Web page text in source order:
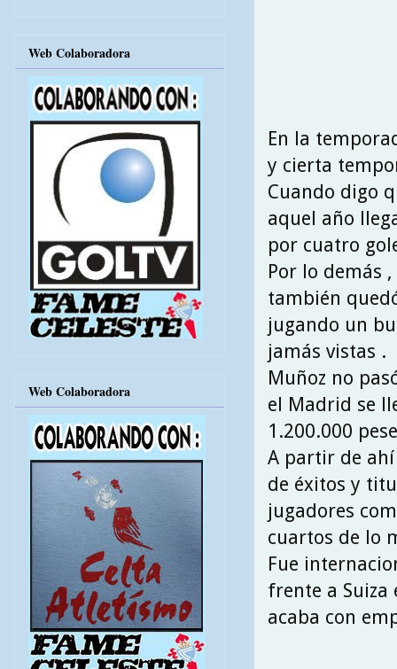
En la
y cierta
Cuando digo
aquel año
por cuatro
Por lo demás
también
jugando un
jamás vistas .
Muñoz no
el Madrid se
1.200.000
A partir de
de éxitos y
jugadores
cuartos de lo
Fue
frente a
acaba con
Web Colaboradora
Web Colaboradora